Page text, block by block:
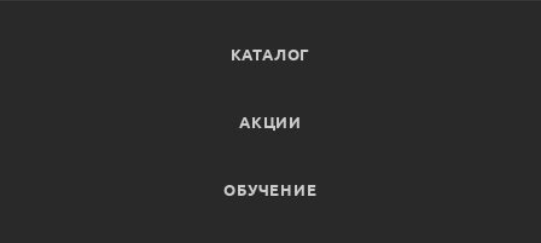
КАТАЛОГ
АКЦИИ
ОБУЧЕНИЕ